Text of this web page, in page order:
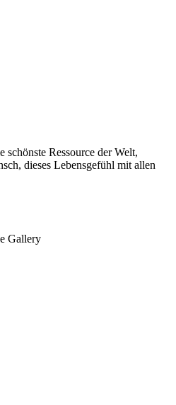
schönste Ressource der Welt,
dieses Lebensgefühl mit allen
Gallery